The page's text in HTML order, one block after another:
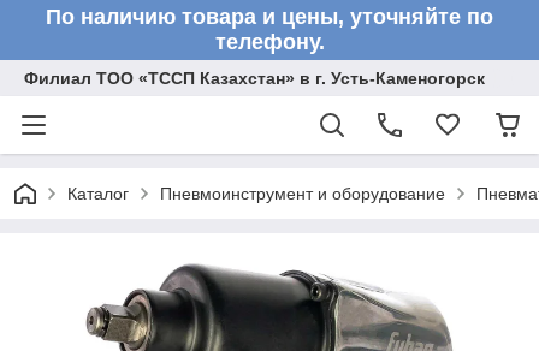
По наличию товара и цены, уточняйте по
телефону.
Филиал ТОО «ТССП Казахстан» в г. Усть-Каменогорск
Каталог Пневмоинструмент и оборудование